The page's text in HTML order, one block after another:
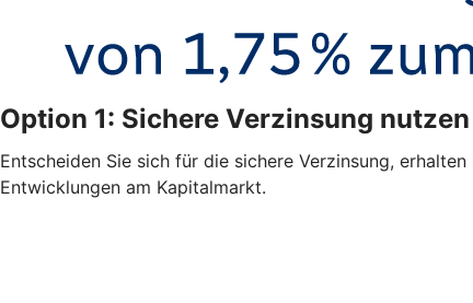
Option 1: Sichere Verzinsung nutzen
Entscheiden Sie sich für die sichere Verzinsung,
Entwicklungen am Kapitalmarkt.